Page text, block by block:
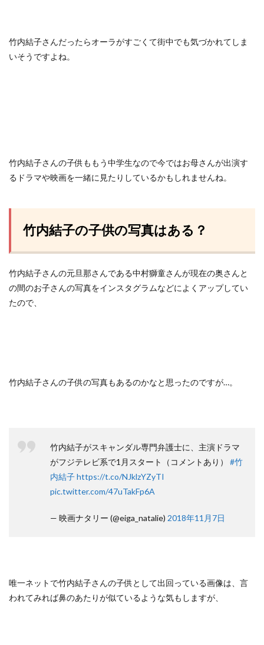
竹内結子さんだったらオーラがすごくて街中でも気づかれてしま
いそうですよね。
竹内結子さんの子供ももう中学生なので今ではお母さんが出演す
るドラマや映画を一緒に見たりしているかもしれませんね。
竹内結子の子供の写真はある？
竹内結子さんの元旦那さんである中村獅童さんが現在の奥さんと
の間のお子さんの写真をインスタグラムなどによくアップしてい
たので、
竹内結子さんの子供の写真もあるのかなと思ったのですが…。
竹内結子がスキャンダル専門弁護士に、主演ドラマ
がフジテレビ系で1月スタート（コメントあり） #竹
内結子https://t.co/NJklzYZyTI
pic.twitter.com/47uTakFp6A
— 映画ナタリー (@eiga_natalie) 2018年11月7日
唯一ネットで竹内結子さんの子供として出回っている画像は、言
われてみれば鼻のあたりが似ているような気もしますが、